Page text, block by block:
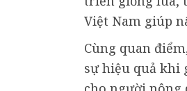
Việt Nam giúp
Cùng quan
sự hiệu quả khi